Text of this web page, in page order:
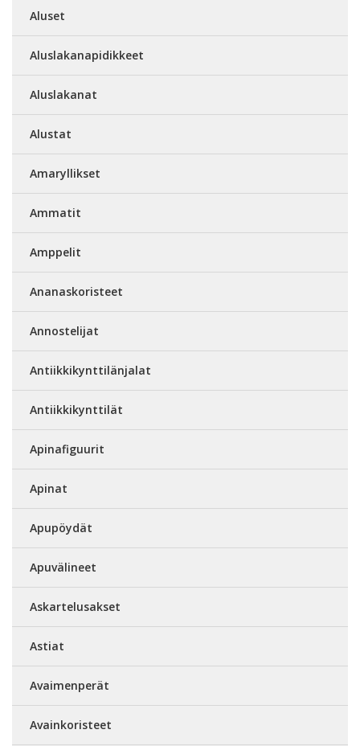
Aluset
Aluslakanapidikkeet
Aluslakanat
Alustat
Amaryllikset
Ammatit
Amppelit
Ananaskoristeet
Annostelijat
Antiikkikynttilänjalat
Antiikkikynttilät
Apinafiguurit
Apinat
Apupöydät
Apuvälineet
Askartelusakset
Astiat
Avaimenperät
Avainkoristeet